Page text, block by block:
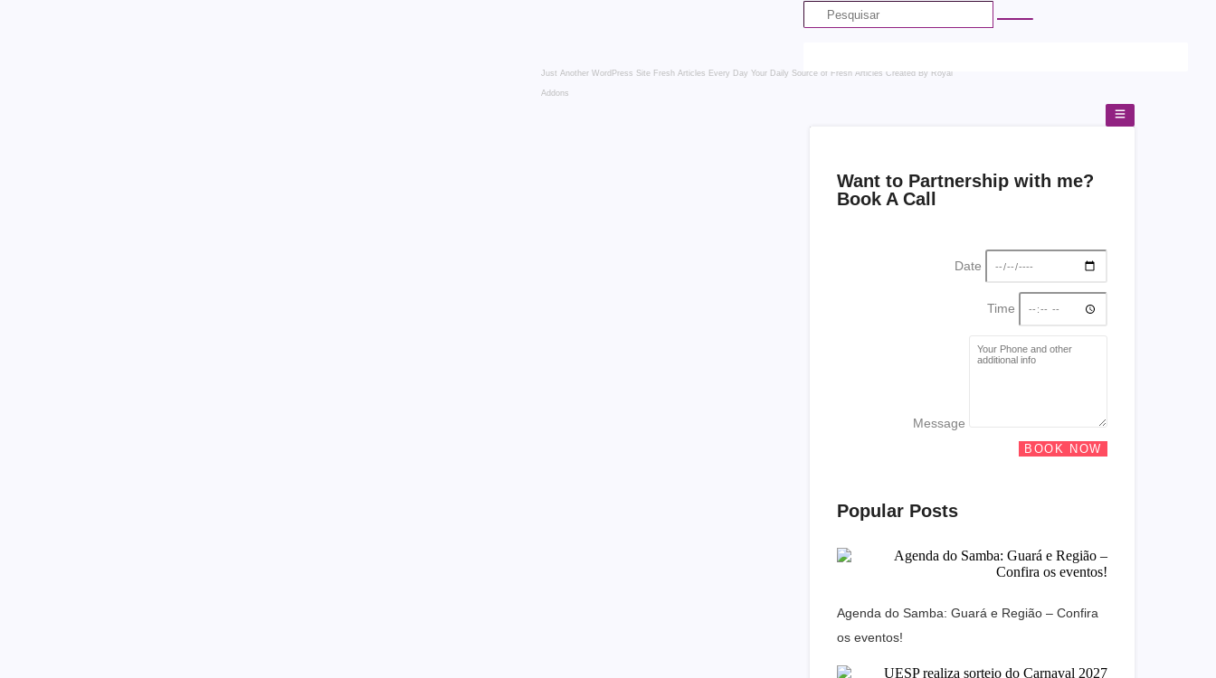
Just Another WordPress Site Fresh Articles Every Day Your Daily Source of Fresh Articles Created By Royal
Addons
Want to Partnership with me?
Book A Call
Date
Time
Message
BOOK NOW
Popular Posts
Agenda do Samba: Guará e Região – Confira
os eventos!